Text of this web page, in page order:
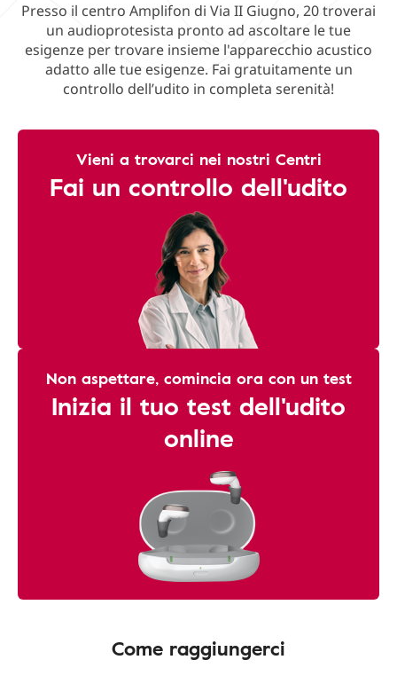
Presso il centro Amplifon di Via II Giugno, 20 troverai
un audioprotesista pronto ad ascoltare le tue
esigenze per trovare insieme l'apparecchio acustico
adatto alle tue esigenze. Fai gratuitamente un
controllo dell’udito in completa serenità!
Vieni a trovarci nei nostri Centri
Fai un controllo dell'udito
Non aspettare, comincia ora con un test
Inizia il tuo test dell'udito
online
Come raggiungerci